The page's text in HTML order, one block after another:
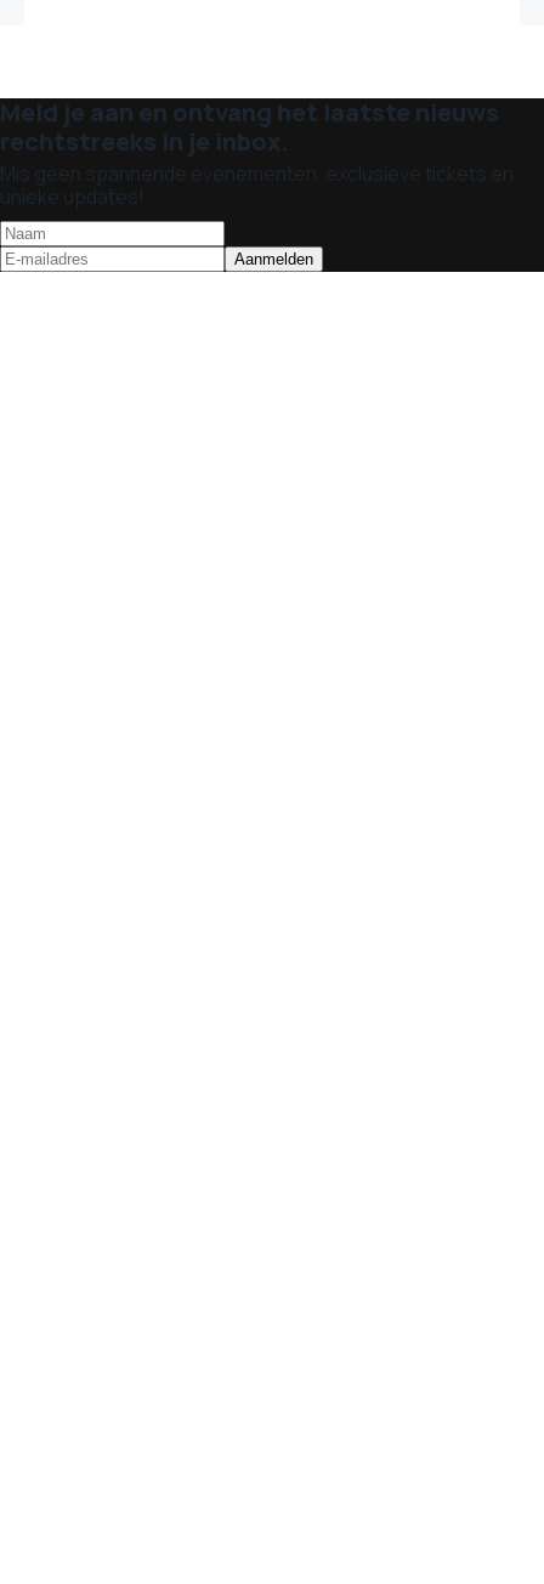
Meld je aan en ontvang het laatste nieuws
rechtstreeks in je inbox.
Mis geen spannende evenementen, exclusieve tickets en
unieke updates!